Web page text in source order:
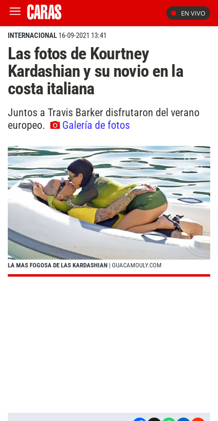
EN VIVO
INTERNACIONAL 16-09-2021 13:41
Las fotos de Kourtney
Kardashian y su novio en la
costa italiana
Juntos a Travis Barker disfrutaron del verano
europeo.
Galería de fotos
LA MAS FOGOSA DE LAS KARDASHIAN | GUACAMOULY.COM